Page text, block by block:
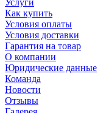
Услуги
Как купить
Условия оплаты
Условия доставки
Гарантия на товар
О компании
Юридические данные
Команда
Новости
Отзывы